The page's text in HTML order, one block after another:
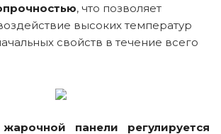
, что позволяет
высоких температур
свойств в течение всего
панели регулируется